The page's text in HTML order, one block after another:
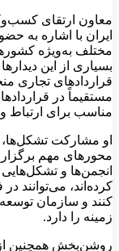
معاون ارتقای
ایران با اشاره به
مختلف به‌ویژه
بسیاری از این
قراردادهای تجاری
مستقیماً در
مناسب برای ارتباط
او مشارکت
محورهای مهم
انجمن‌ها و
کرده‌اند، می‌توانند
کنند و سازمان
زمینه را دارد.
روشن‌بخش همچنین